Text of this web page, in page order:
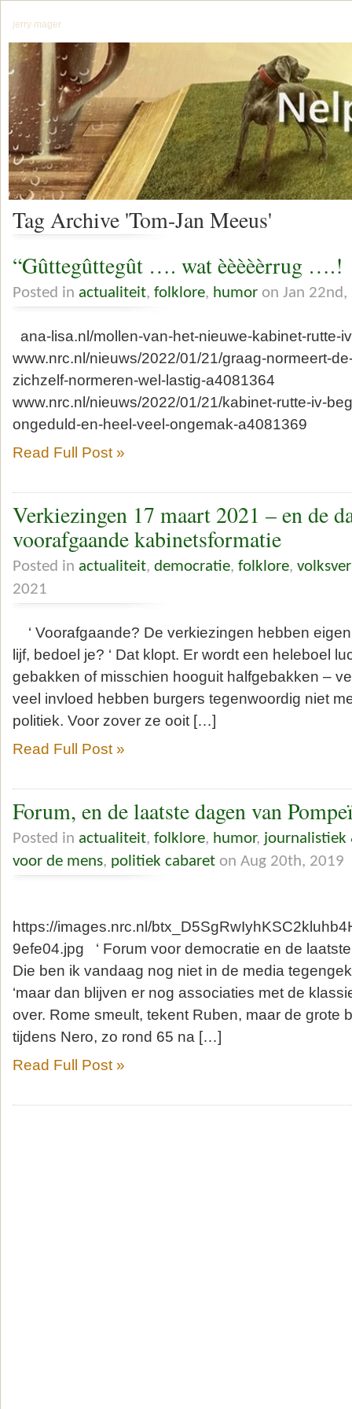
jerry mager
Tag Archive 'Tom-Jan Meeus'
“Gûttegûttegût …. wat èèèèèrrug ….!
Posted in actualiteit, folklore, humor on Jan 22nd,
ana-lisa.nl/mollen-van-het-nieuwe-kabinet-
www.nrc.nl/nieuws/2022/01/21/graag-normeert-
zichzelf-normeren-wel-lastig-a4081364
www.nrc.nl/nieuws/2022/01/21/kabinet-rutte-iv-
ongeduld-en-heel-veel-ongemak-a4081369
Read Full Post »
Verkiezingen 17 maart 2021 – en de
voorafgaande kabinetsformatie
Posted in actualiteit, democratie, folklore,
2021
‘ Voorafgaande? De verkiezingen hebben
lijf, bedoel je? ‘ Dat klopt. Er wordt een heleboel
gebakken of misschien hooguit halfgebakken –
veel invloed hebben burgers tegenwoordig niet
politiek. Voor zover ze ooit […]
Read Full Post »
Forum, en de laatste dagen van
Posted in actualiteit, folklore, humor, journalistiek
voor de mens, politiek cabaret on Aug 20th, 2019
https://images.nrc.nl/
9efe04.jpg ‘ Forum voor democratie en de
Die ben ik vandaag nog niet in de media
‘maar dan blijven er nog associaties met de
over. Rome smeult, tekent Ruben, maar de grote
tijdens Nero, zo rond 65 na […]
Read Full Post »